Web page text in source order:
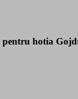
hotia